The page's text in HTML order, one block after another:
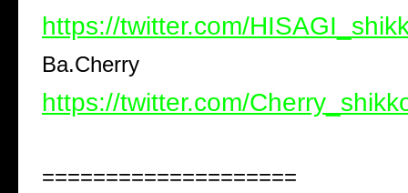
https://twitter.com/
Ba.Cherry
https://twitter.com/
====================